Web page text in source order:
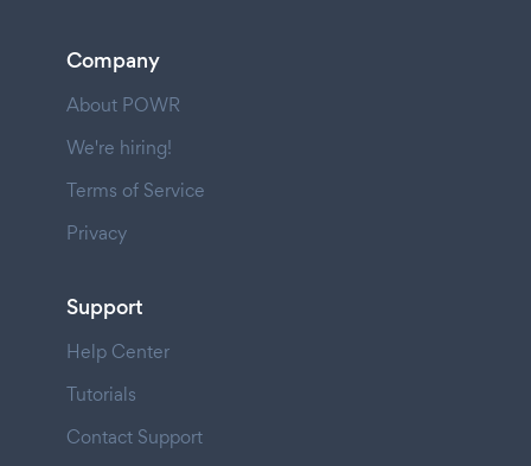
Company
About POWR
We're hiring!
Terms of Service
Privacy
Support
Help Center
Tutorials
Contact Support